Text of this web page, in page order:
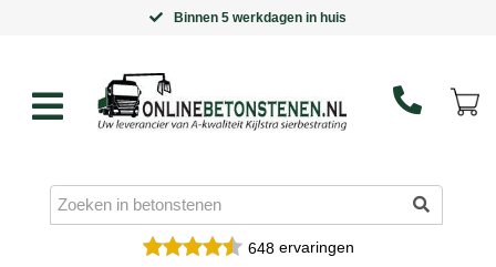
Binnen 5 werkdagen in huis
648ervaringen